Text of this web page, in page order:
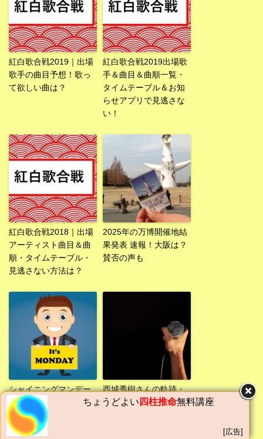
紅白歌合戦2019｜出場
歌手の曲目予想！歌っ
て欲しい曲は？
紅白歌合戦2019出場歌
手＆曲目＆曲順一覧・
タイムテーブル＆お知
らせアプリで見逃さな
い！
紅白歌合戦2018｜出場
アーティスト曲目＆曲
順・タイムテーブル・
見逃さない方法は？
2025年の万博開催地結
果発表 速報！大阪は？
賛否の声も
シャイニングマンデー
とは？月曜午前休の反
応は？プレミアムフラ
イデー代案
西城秀樹さんの軌跡・
新御三家時代の活躍.脳
ちょうどよい 四柱推命無料講座
[広告]